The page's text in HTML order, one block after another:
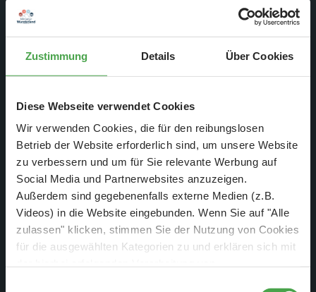
Zustimmung Details Über Cookies
Diese Webseite verwendet Cookies
Wir verwenden Cookies, die für den reibungslosen
Betrieb der Website erforderlich sind, um unsere Website
zu verbessern und um für Sie relevante Werbung auf
Social Media und Partnerwebsites anzuzeigen.
Außerdem sind gegebenenfalls externe Medien (z.B.
Videos) in die Website eingebunden. Wenn Sie auf "Alle
zulassen" klicken, stimmen Sie der Nutzung von Cookies
für die ausgewählten Kategorien zu und erklären sich mit
Am Baumarkt wurde in der letzten Woche der gesamte
Parkplatz mit vielen kleinen witzigen Details ausgestaltet.